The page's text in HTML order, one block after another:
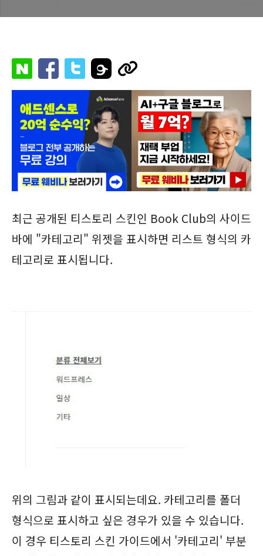
최근 공개된 티스토리 스킨인 Book Club의 사이드
바에 "카테고리" 위젯을 표시하면 리스트 형식의 카
테고리로 표시됩니다.
위의 그림과 같이 표시되는데요. 카테고리를 폴더
형식으로 표시하고 싶은 경우가 있을 수 있습니다.
이 경우 티스토리 스킨 가이드에서 '카테고리' 부분